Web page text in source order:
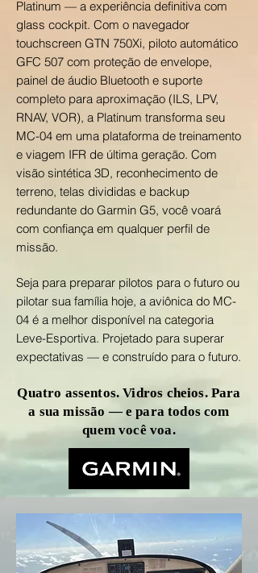
Platinum — a experiência definitiva com
glass cockpit. Com o navegador
touchscreen GTN 750Xi, piloto automático
GFC 507 com proteção de envelope,
painel de áudio Bluetooth e suporte
completo para aproximação (ILS, LPV,
RNAV, VOR), a Platinum transforma seu
MC-04 em uma plataforma de treinamento
e viagem IFR de última geração. Com
visão sintética 3D, reconhecimento de
terreno, telas divididas e backup
redundante do Garmin G5, você voará
com confiança em qualquer perfil de
missão.
Seja para preparar pilotos para o futuro ou
pilotar sua família hoje, a aviônica do MC-
04 é a melhor disponível na categoria
Leve-Esportiva. Projetado para superar
expectativas — e construído para o futuro.
Quatro assentos. Vidros cheios. Para
a sua missão — e para todos com
quem você voa.